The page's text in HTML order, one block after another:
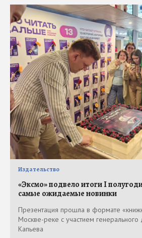
Издательство
«Эксмо» подвело итоги I
самые ожидаемые новинки
Презентация прошла в формате
Москве-реке с участием генерального
Капьева